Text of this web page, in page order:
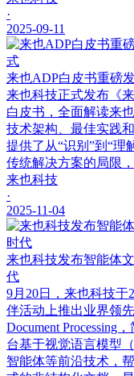
·
2025-09-11
来也ADP白皮书重磅
来也科技正式发布《
白皮书，全面解读来
技术架构、最佳实践
提供了从“识别”到“理
传统解决方案的局限
来也科技
·
2025-11-04
来也科技发布智能体
代
9月20日，来也科技
伴活动上推出业界领
Document Processing
台基于视觉语言模型
智能体等前沿技术，